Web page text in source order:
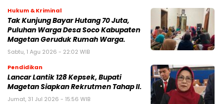
Hukum & Kriminal
Tak Kunjung Bayar Hutang 70 Juta,
Puluhan Warga Desa Soco Kabupaten
Magetan Geruduk Rumah Warga.
Sabtu, 1 Agu 2026 - 22:02 WIB
Pendidikan
Lancar Lantik 128 Kepsek, Bupati
Magetan Siapkan Rekrutmen Tahap II.
Jumat, 31 Jul 2026 - 15:56 WIB